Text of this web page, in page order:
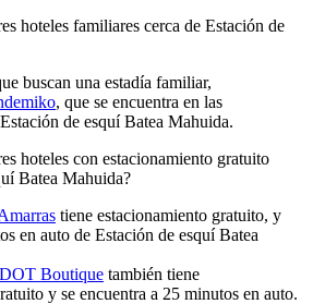
hoteles familiares cerca de Estación de
buscan una estadía familiar,
, que se encuentra en las
de esquí Batea Mahuida.
hoteles con estacionamiento gratuito
Batea Mahuida?
tiene estacionamiento gratuito, y
en auto de Estación de esquí Batea
Boutique también tiene
y se encuentra a 25 minutos en auto.